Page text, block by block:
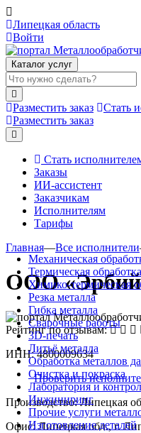
Липецкая область
Войти
Каталог услуг
Разместить заказ
Стать
Разместить заказ
Стать
Заказы
ИИ-ассистент
Заказчикам
Исполнителям
Тарифы
Механическая
Термическая обработка
Химико-термическая
Резка металла
Гибка металла
Сварочные работы
3D-печать
Литьё металла
Обработка металлов
Очистка и покраска
Лаборатория и
Инжиниринг
Прочие услуги
Изготовление деталей
Главная—Все исполнители
ООО
Рейтинг по отзывам:
ИНН: 4800009634
Проверить
Производство: Липецкая
Офис: Липецкая обл., г.